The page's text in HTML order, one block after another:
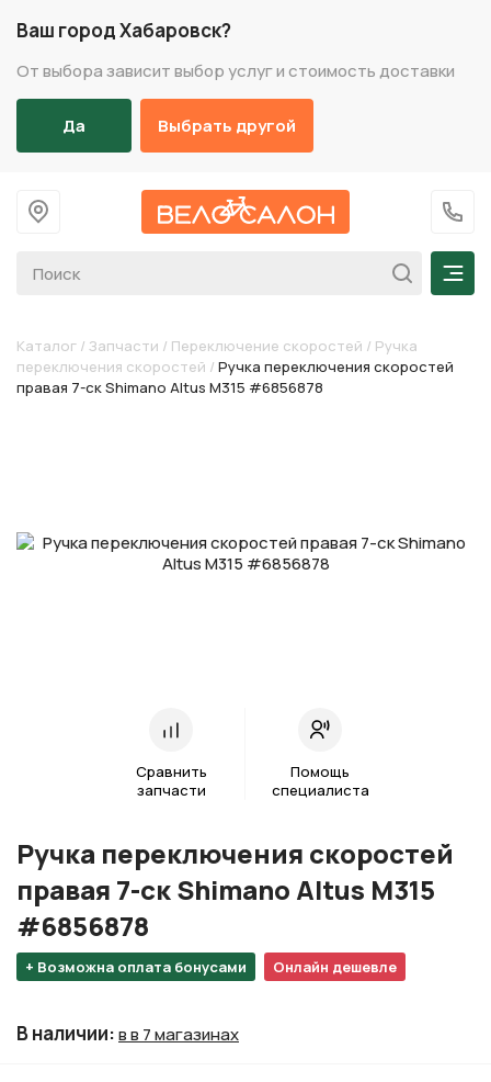
Ваш город Хабаровск?
От выбора зависит выбор услуг и стоимость доставки
Да Выбрать другой
На главную
+7
Каталог / Запчасти / Переключение скоростей / Ручка
переключения скоростей / Ручка переключения скоростей
правая 7-ск Shimano Altus M315 #6856878
Сравнить
запчасти
Помощь
специалиста
+ Возможна оплата бонусами Онлайн дешевле
Ручка переключения скоростей
правая 7-ск Shimano Altus M315
#6856878
В наличии:в в 7 магазинах